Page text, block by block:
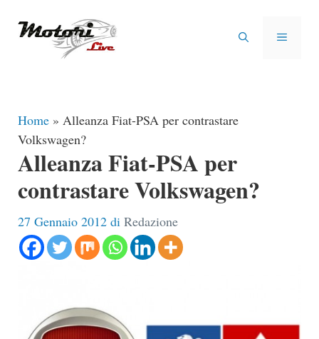
MENU
Home » Alleanza Fiat-PSA per contrastare
Volkswagen?
Alleanza Fiat-PSA per
contrastare Volkswagen?
27 Gennaio 2012 di Redazione